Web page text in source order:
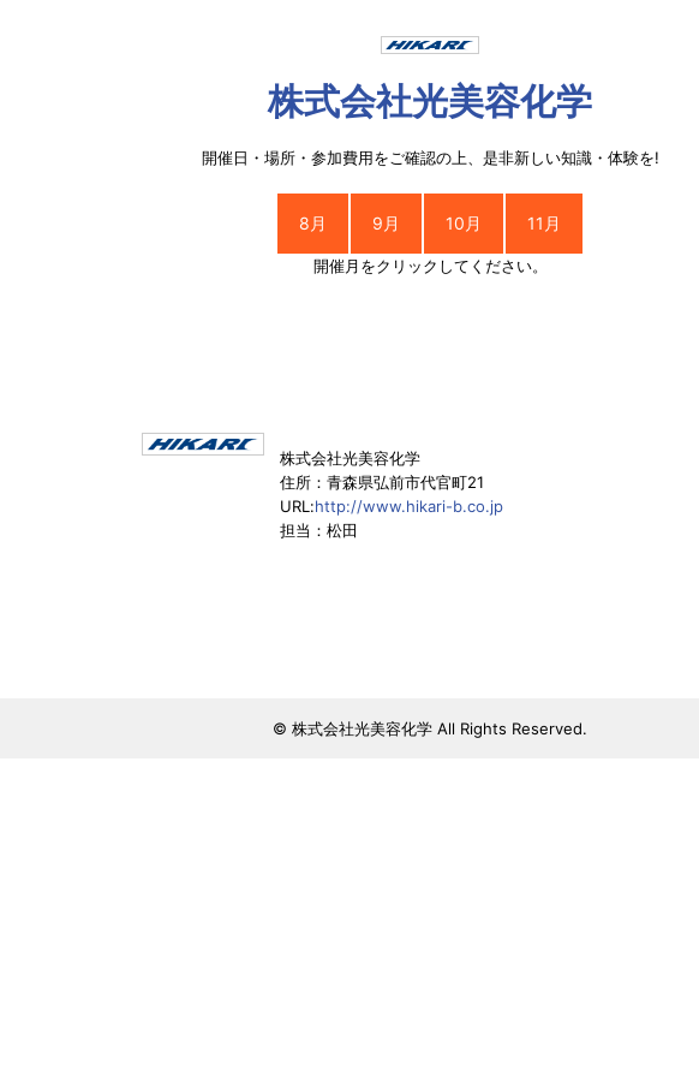
株式会社光美容化学
開催日・場所・参加費用をご確認の上、是非新しい知識・体験を!
8月 9月 10月 11月
開催月をクリックしてください。
株式会社光美容化学
住所：青森県弘前市代官町21
URL:http://www.hikari-b.co.jp
担当：松田
© 株式会社光美容化学 All Rights Reserved.